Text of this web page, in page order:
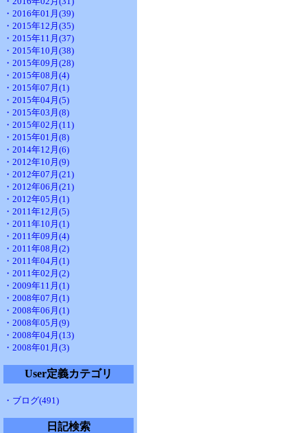
・2016年01月(39)
・2015年12月(35)
・2015年11月(37)
・2015年10月(38)
・2015年09月(28)
・2015年08月(4)
・2015年07月(1)
・2015年04月(5)
・2015年03月(8)
・2015年02月(11)
・2015年01月(8)
・2014年12月(6)
・2012年10月(9)
・2012年07月(21)
・2012年06月(21)
・2012年05月(1)
・2011年12月(5)
・2011年10月(1)
・2011年09月(4)
・2011年08月(2)
・2011年04月(1)
・2011年02月(2)
・2009年11月(1)
・2008年07月(1)
・2008年06月(1)
・2008年05月(9)
・2008年04月(13)
・2008年01月(3)
User定義カテゴリ
・ブログ(491)
日記検索